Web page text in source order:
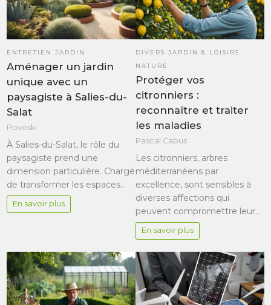
ENTRETIEN JARDIN
Aménager un jardin
unique avec un
paysagiste à Salies-du-
Salat
Povoski
À Salies-du-Salat, le rôle du
paysagiste prend une
dimension particulière. Chargé
de transformer les espaces…
En savoir plus
DIVERS JARDIN & LOISIRS
NATURE
Protéger vos
citronniers :
reconnaître et traiter
les maladies
Pascal Cabus
Les citronniers, arbres
méditerranéens par
excellence, sont sensibles à
diverses affections qui
peuvent compromettre leur…
En savoir plus